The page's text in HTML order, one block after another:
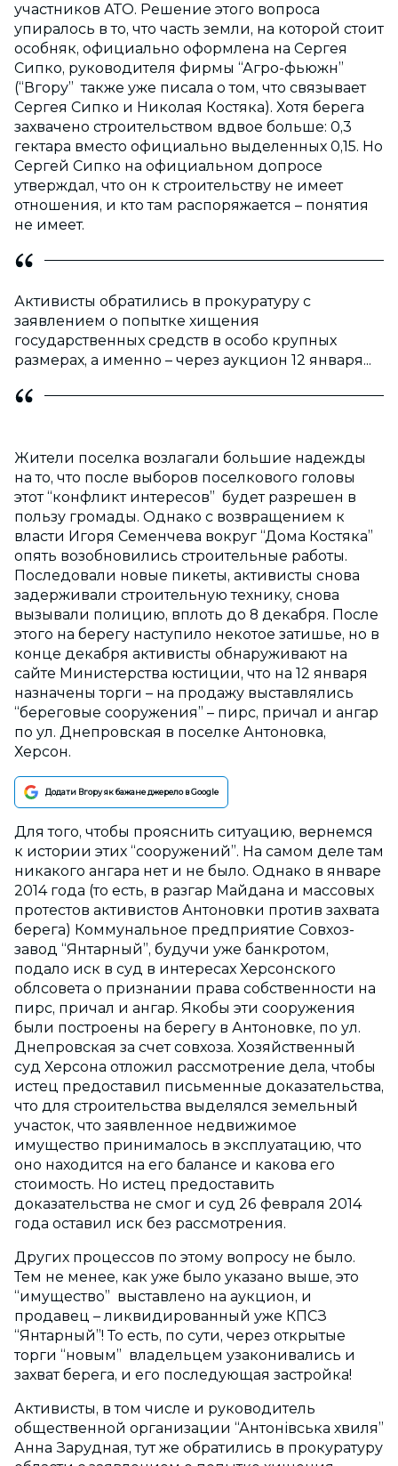
участников АТО. Решение этого вопроса
упиралось в то, что часть земли, на которой стоит
особняк, официально оформлена на Сергея
Сипко, руководителя фирмы “Агро-фьюжн”
(“Вгору” также уже писала о том, что связывает
Сергея Сипко и Николая Костяка). Хотя берега
захвачено строительством вдвое больше: 0,3
гектара вместо официально выделенных 0,15. Но
Сергей Сипко на официальном допросе
утверждал, что он к строительству не имеет
отношения, и кто там распоряжается – понятия
не имеет.
Активисты обратились в прокуратуру с
заявлением о попытке хищения
государственных средств в особо крупных
размерах, а именно – через аукцион 12 января...
Жители поселка возлагали большие надежды
на то, что после выборов поселкового головы
этот “конфликт интересов” будет разрешен в
пользу громады. Однако с возвращением к
власти Игоря Семенчева вокруг “Дома Костяка”
опять возобновились строительные работы.
Последовали новые пикеты, активисты снова
задерживали строительную технику, снова
вызывали полицию, вплоть до 8 декабря. После
этого на берегу наступило некотое затишье, но в
конце декабря активисты обнаруживают на
сайте Министерства юстиции, что на 12 января
назначены торги – на продажу выставлялись
“береговые сооружения” – пирс, причал и ангар
по ул. Днепровская в поселке Антоновка,
Херсон.
Додати Вгору як бажане джерело в Google
Для того, чтобы прояснить ситуацию, вернемся
к истории этих “сооружений”. На самом деле там
никакого ангара нет и не было. Однако в январе
2014 года (то есть, в разгар Майдана и массовых
протестов активистов Антоновки против захвата
берега) Коммунальное предприятие Совхоз-
завод “Янтарный”, будучи уже банкротом,
подало иск в суд в интересах Херсонского
облсовета о признании права собственности на
пирс, причал и ангар. Якобы эти сооружения
были построены на берегу в Антоновке, по ул.
Днепровская за счет совхоза. Хозяйственный
суд Херсона отложил рассмотрение дела, чтобы
истец предоставил письменные доказательства,
что для строительства выделялся земельный
участок, что заявленное недвижимое
имущество принималось в эксплуатацию, что
оно находится на его балансе и какова его
стоимость. Но истец предоставить
доказательства не смог и суд 26 февраля 2014
года оставил иск без рассмотрения.
Других процессов по этому вопросу не было.
Тем не менее, как уже было указано выше, это
“имущество” выставлено на аукцион, и
продавец – ликвидированный уже КПСЗ
“Янтарный”! То есть, по сути, через открытые
торги “новым” владельцем узаконивались и
захват берега, и его последующая застройка!
Активисты, в том числе и руководитель
общественной организации “Антонівська хвиля”
Анна Зарудная, тут же обратились в прокуратуру